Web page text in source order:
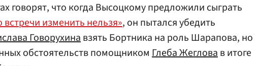
говорят, что когда Высоцкому предложили сыграть
встречи изменить нельзя», он пытался убедить
Говорухинавзять Бортника на роль Шарапова, но
обстоятельств помощником Глеба Жегловав итоге